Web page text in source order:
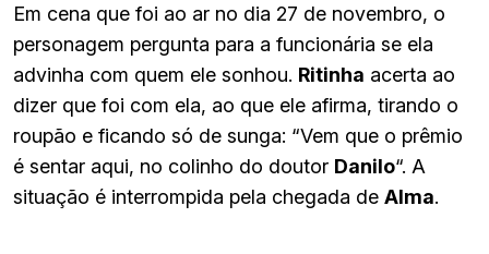
Em cena que foi ao ar no dia 27 de novembro, o
personagem pergunta para a funcionária se ela
advinha com quem ele sonhou. Ritinha acerta ao
dizer que foi com ela, ao que ele afirma, tirando o
roupão e ficando só de sunga: “Vem que o prêmio
é sentar aqui, no colinho do doutor Danilo“. A
situação é interrompida pela chegada de Alma.